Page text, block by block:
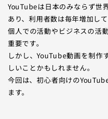
YouTubeは日本のみならず世
あり、利用者数は毎年増加して
個人での活動やビジネスの活
重要です。
しかし、YouTube動画を制作
しいことかもしれません。
今回は、初心者向けの
ます。